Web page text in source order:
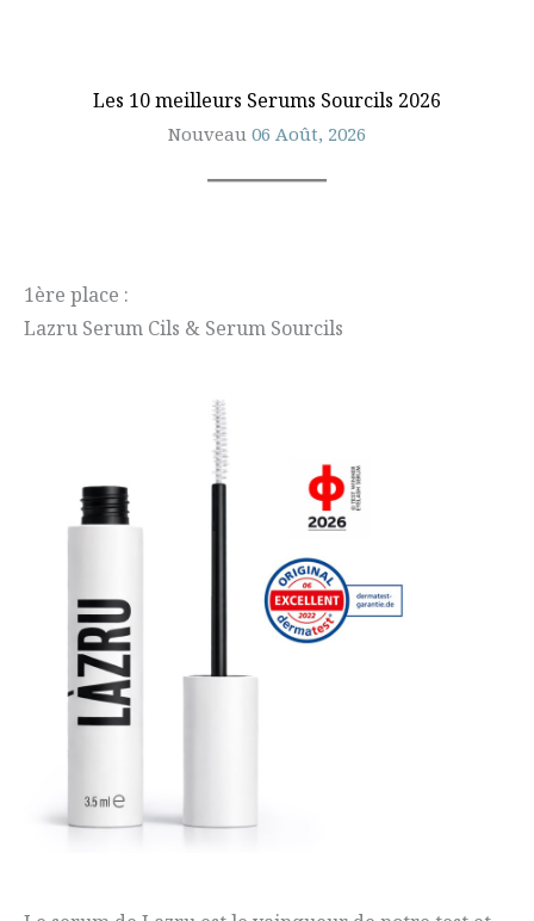
Les 10 meilleurs Serums Sourcils 2026
Nouveau 06 Août, 2026
1ère place :
Lazru Serum Cils & Serum Sourcils